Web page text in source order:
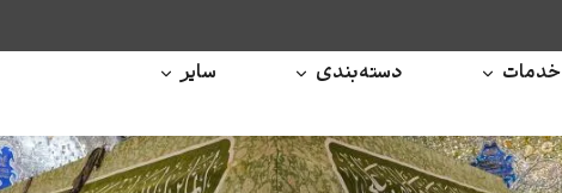
خدمات دسته‌بندی سایر